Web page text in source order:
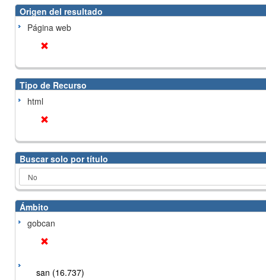
Origen del resultado
Página web
Tipo de Recurso
html
Buscar solo por título
Ámbito
gobcan
san (16.737)